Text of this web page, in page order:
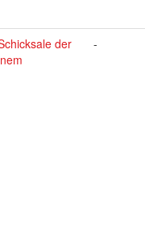
der
-